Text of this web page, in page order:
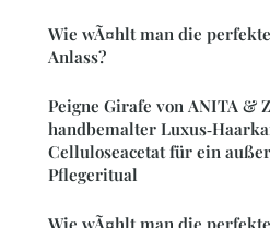
Wie wÃ¤hlt man die
Anlass?
Peigne Girafe von ANITA &
handbemalter
Celluloseacetat für ein
Pflegeritual